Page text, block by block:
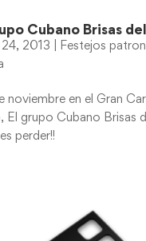
Cubano Brisas
2013 Festejos
noviembre en el Gran
El grupo Cubano Brisas
perder!!